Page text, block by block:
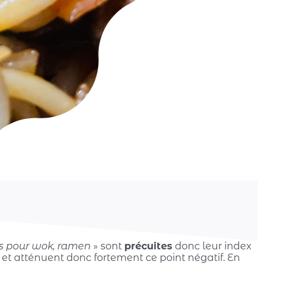
pour wok, ramen » sont précuites donc leur index
et atténuent donc fortement ce point négatif. En